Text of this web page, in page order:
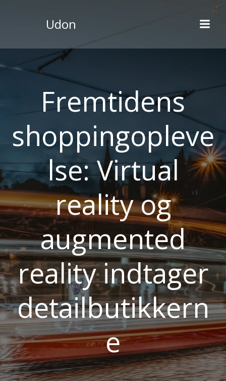
Udon
Fremtidens
shoppingopleve
lse: Virtual
reality og
augmented
reality indtager
detailbutikkern
e